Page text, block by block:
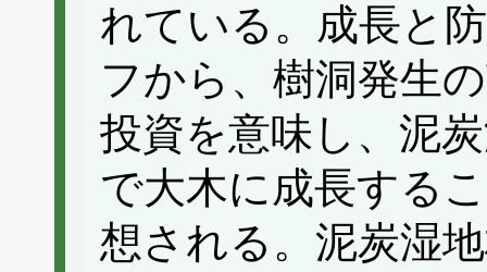
れている。成長と
フから、樹洞発生
投資を意味し、泥
で大木に成長する
想される。泥炭湿